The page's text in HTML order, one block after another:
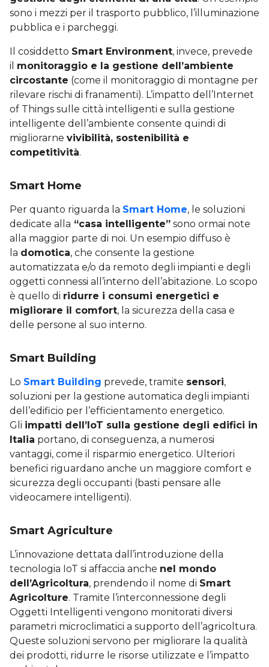
sono i mezzi per il trasporto pubblico, l’illuminazione
pubblica e i parcheggi.
Il cosiddetto Smart Environment, invece, prevede
il monitoraggio e la gestione dell’ambiente
circostante (come il monitoraggio di montagne per
rilevare rischi di franamenti). L’impatto dell’Internet
of Things sulle città intelligenti e sulla gestione
intelligente dell’ambiente consente quindi di
migliorarne vivibilità, sostenibilità e
competitività.
Smart Home
Per quanto riguarda la Smart Home, le soluzioni
dedicate alla “casa intelligente” sono ormai note
alla maggior parte di noi. Un esempio diffuso è
la domotica, che consente la gestione
automatizzata e/o da remoto degli impianti e degli
oggetti connessi all’interno dell’abitazione. Lo scopo
è quello di ridurre i consumi energetici e
migliorare il comfort, la sicurezza della casa e
delle persone al suo interno.
Smart Building
Lo Smart Building prevede, tramite sensori,
soluzioni per la gestione automatica degli impianti
dell’edificio per l’efficientamento energetico.
Gli impatti dell’IoT sulla gestione degli edifici in
Italia portano, di conseguenza, a numerosi
vantaggi, come il risparmio energetico. Ulteriori
benefici riguardano anche un maggiore comfort e
sicurezza degli occupanti (basti pensare alle
videocamere intelligenti).
Smart Agriculture
L’innovazione dettata dall’introduzione della
tecnologia IoT si affaccia anche nel mondo
dell’Agricoltura, prendendo il nome di Smart
Agricolture. Tramite l’interconnessione degli
Oggetti Intelligenti vengono monitorati diversi
parametri microclimatici a supporto dell’agricoltura.
Queste soluzioni servono per migliorare la qualità
dei prodotti, ridurre le risorse utilizzate e l’impatto